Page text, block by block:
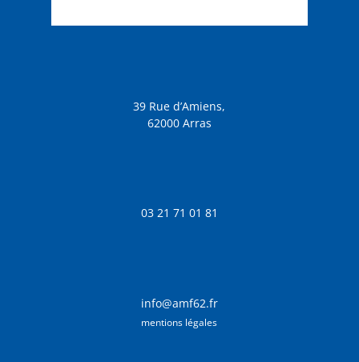
39 Rue d’Amiens,
62000 Arras
03 21 71 01 81
info@amf62.fr
mentions légales